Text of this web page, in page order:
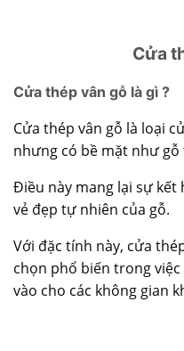
Cửa
Cửa thép vân gỗ là gì ?
Cửa thép vân gỗ là loại
nhưng có bề mặt như gỗ
Điều này mang lại sự kết
vẻ đẹp tự nhiên của gỗ.
Với đặc tính này, cửa
chọn phổ biến trong
vào cho các không gian